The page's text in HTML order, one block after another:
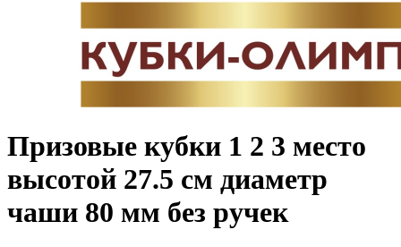
Призовые кубки 1 2 3 место
высотой 27.5 см диаметр
чаши 80 мм без ручек